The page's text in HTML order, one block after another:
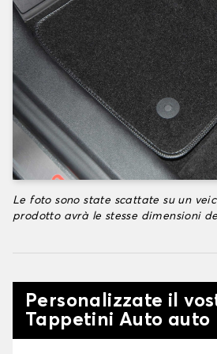
Le foto sono state scattate su un
prodotto avrà le stesse dimensioni
Personalizzate il
Tappetini Auto auto